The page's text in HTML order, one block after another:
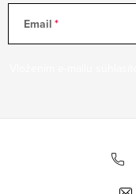
Email